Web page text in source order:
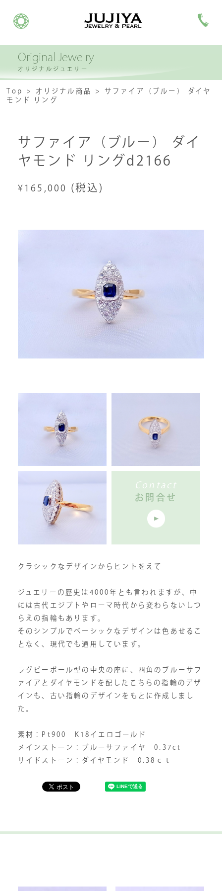
Original Jewelry
オリジナルジュエリー
Top オリジナル商品
サファイア（ブルー） ダイヤ
モンド リング
サファイア（ブルー） ダイ
ヤモンド リングd2166
¥165,000 (税込)
クラシックなデザインからヒントをえて
ジュエリーの歴史は4000年とも言われますが、中
には古代エジプトやローマ時代から変わらないしつ
らえの指輪もあります。
そのシンプルでベーシックなデザインは色あせるこ
となく、現代でも通用しています。
ラグビーボール型の中央の座に、四角のブルーサフ
ァイアとダイヤモンドを配したこちらの指輪のデザ
インも、古い指輪のデザインをもとに作成しまし
た。
素材：Pt900 K18イエロゴールド
メインストーン：ブルーサファイヤ 0.37ct
サイドストーン：ダイヤモンド 0.38ｃｔ
Contact
お問合せ